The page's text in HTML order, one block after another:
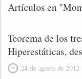
Artículos en
Teorema de los
Hiperestáticas,
24 de agosto de 2012